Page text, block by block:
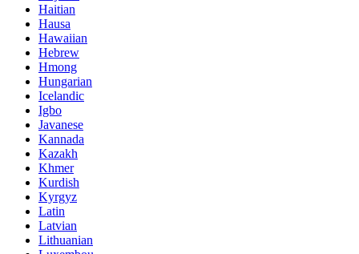
Haitian
Hausa
Hawaiian
Hebrew
Hmong
Hungarian
Icelandic
Igbo
Javanese
Kannada
Kazakh
Khmer
Kurdish
Kyrgyz
Latin
Latvian
Lithuanian